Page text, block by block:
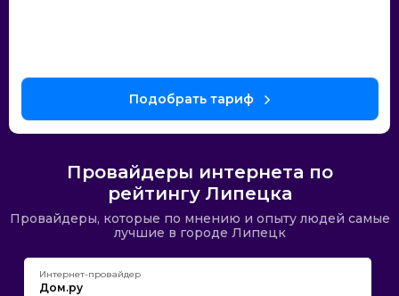
Провайдеры интернета по
рейтингу Липецка
Провайдеры, которые по мнению и опыту людей самые
лучшие в городе Липецк
Интернет-провайдер
Дом.ру